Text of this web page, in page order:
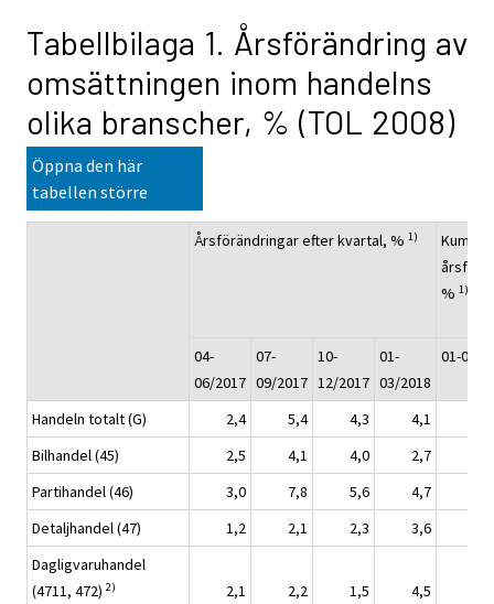
Tabellbilaga 1. Årsförändring av
omsättningen inom handelns
olika branscher, % (TOL 2008)
Öppna den här
tabellen större
Årsförändringar efter kvartal, % 1)
% 1)
04-
06/2017
07-
09/2017
10-
12/2017
01-
03/2018
01-05/
Handeln totalt (G) 2,4 5,4 4,3
4,1
Bilhandel (45)
2,5 4,1 4,0
2,7
Partihandel (46)
3,0 7,8 5,6
4,7
Detaljhandel (47)
1,2 2,1 2,3
3,6
Dagligvaruhandel
(4711, 472) 2) 2,1 2,2 1,5
4,5